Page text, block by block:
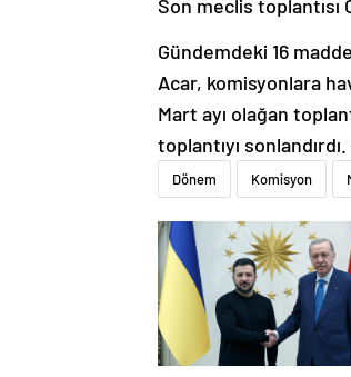
Son meclis toplantısı
Gündemdeki 16
Acar, komisyonlara
Mart ayı olağan
toplantıyı
Dönem Komisyon